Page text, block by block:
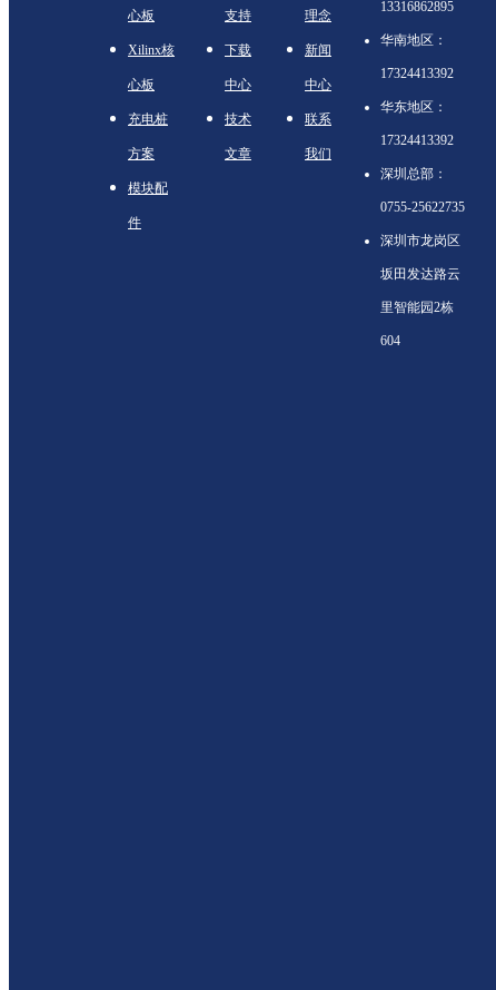
心板
Xilinx核
心板
充电桩
方案
模块配
件
支持
下载
中心
技术
文章
理念
新闻
中心
联系
我们
13316862895
华南地区：
17324413392
华东地区：
17324413392
深圳总部：
0755-25622735
深圳市龙岗区
坂田发达路云
里智能园2栋
604